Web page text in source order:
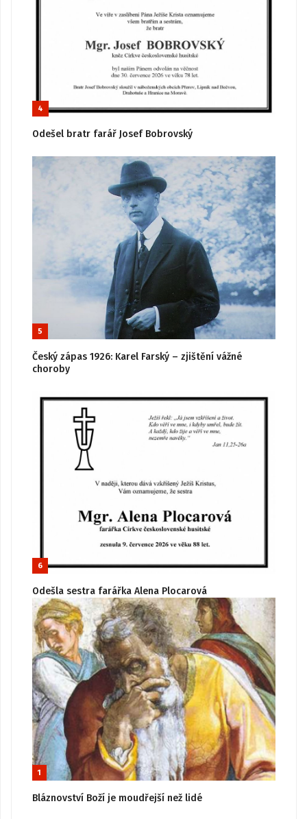
4
Odešel bratr farář Josef Bobrovský
5
Český zápas 1926: Karel Farský – zjištění vážné
choroby
6
Odešla sestra farářka Alena Plocarová
1
Bláznovství Boží je moudřejší než lidé